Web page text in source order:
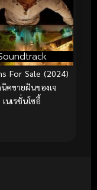
For Sale (2024)
คขายฝันของเจ
เนเรชั่นโซอี้